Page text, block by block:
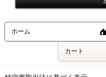
ホーム
カート